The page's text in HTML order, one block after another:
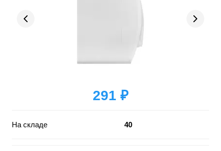
291 ₽
На складе 40